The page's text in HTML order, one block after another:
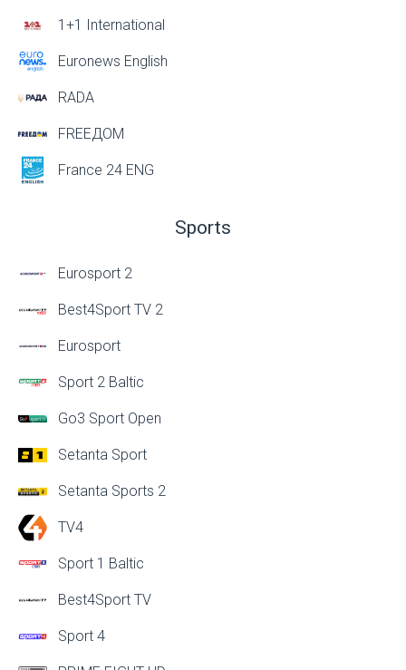
1+1 International
Euronews English
RADA
FREEДОМ
France 24 ENG
Sports
Eurosport 2
Best4Sport TV 2
Eurosport
Sport 2 Baltic
Go3 Sport Open
Setanta Sport
Setanta Sports 2
TV4
Sport 1 Baltic
Best4Sport TV
Sport 4